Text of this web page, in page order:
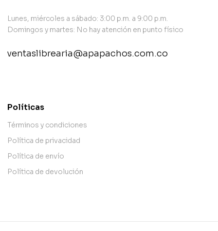
Lunes, miércoles a sábado: 3:00 p.m. a 9:00 p.m.
Domingos y martes: No hay atención en punto físico
ventaslibrearia@apapachos.com.co
Políticas
Términos y condiciones
Política de privacidad
Política de envío
Política de devolución